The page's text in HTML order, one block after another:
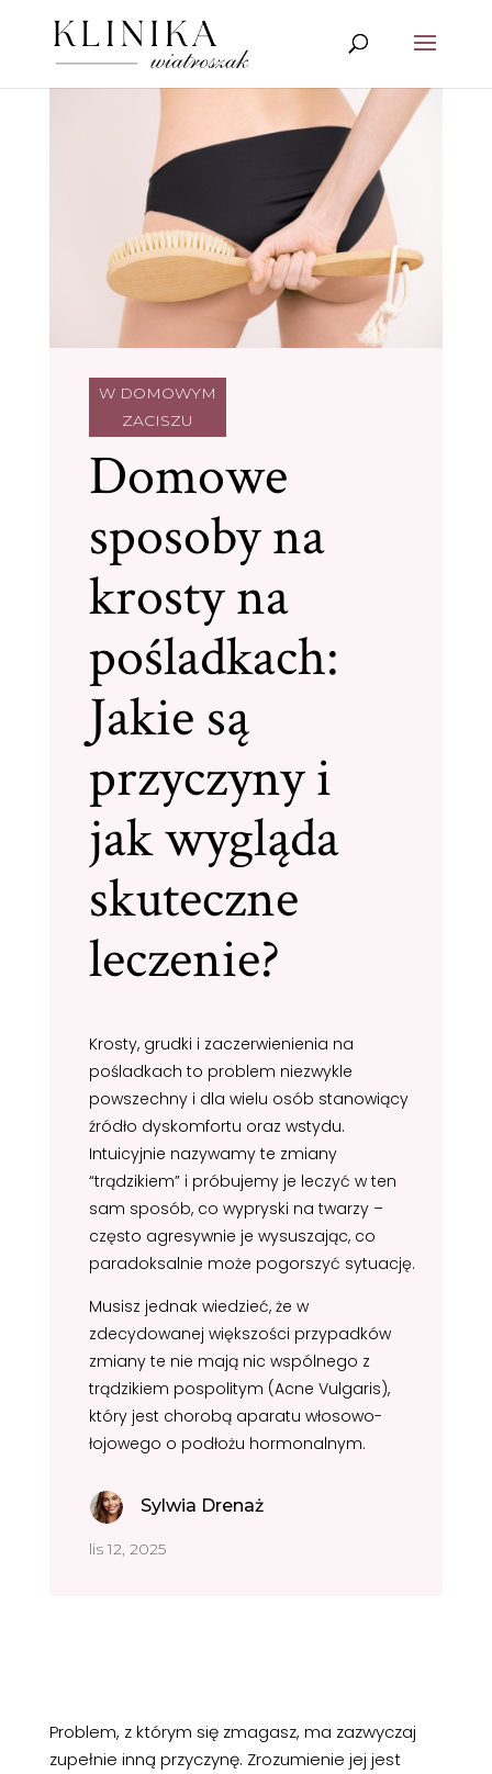
W DOMOWYM
ZACISZU
Domowe
sposoby na
krosty na
pośladkach:
Jakie są
przyczyny i
jak wygląda
skuteczne
leczenie?
Krosty, grudki i zaczerwienienia na
pośladkach to problem niezwykle
powszechny i dla wielu osób stanowiący
źródło dyskomfortu oraz wstydu.
Intuicyjnie nazywamy te zmiany
“trądzikiem” i próbujemy je leczyć w ten
sam sposób, co wypryski na twarzy –
często agresywnie je wysuszając, co
paradoksalnie może pogorszyć sytuację.
Musisz jednak wiedzieć, że w
zdecydowanej większości przypadków
zmiany te nie mają nic wspólnego z
trądzikiem pospolitym (Acne Vulgaris),
który jest chorobą aparatu włosowo-
łojowego o podłożu hormonalnym.
Sylwia Drenaż
lis 12, 2025
Problem, z którym się zmagasz, ma zazwyczaj
zupełnie inną przyczynę. Zrozumienie jej jest